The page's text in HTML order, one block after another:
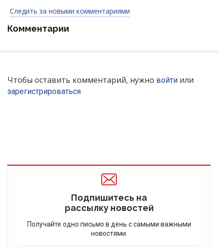
Следить за новыми комментариями
Комментарии
Чтобы оставить комментарий, нужно войти или
зарегистрироваться
Подпишитесь на
рассылку новостей
Получайте одно письмо в день с самыми важными
новостями.